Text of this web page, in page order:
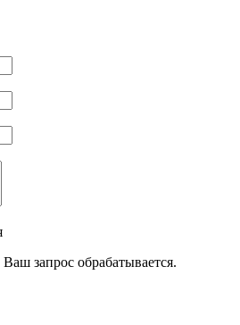
запрос обрабатывается.